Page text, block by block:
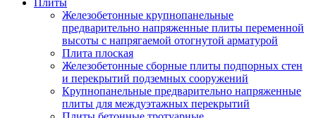
Плиты
Железобетонные крупнопанельные
предварительно напряженные плиты переменной
высоты с напрягаемой отогнутой арматурой
Плита плоская
Железобетонные сборные плиты подпорных стен
и перекрытий подземных сооружений
Крупнопанельные предварительно напряженные
плиты для междуэтажных перекрытий